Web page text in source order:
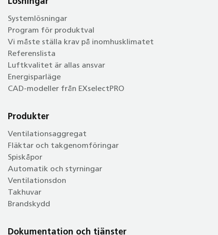
Systemlösningar
Program för produktval
Vi måste ställa krav på inomhusklimatet
Referenslista
Luftkvalitet är allas ansvar
Energisparläge
CAD-modeller från EXselectPRO
Produkter
Ventilationsaggregat
Fläktar och takgenomföringar
Spiskåpor
Automatik och styrningar
Ventilationsdon
Takhuvar
Brandskydd
Dokumentation och tjänster